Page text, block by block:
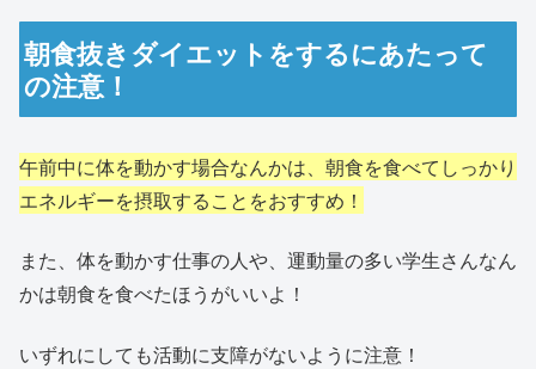
朝食抜きダイエットをするにあたって
の注意！
午前中に体を動かす場合なんかは、朝食を食べてしっかり
エネルギーを摂取することをおすすめ！
また、体を動かす仕事の人や、運動量の多い学生さんなん
かは朝食を食べたほうがいいよ！
いずれにしても活動に支障がないように注意！